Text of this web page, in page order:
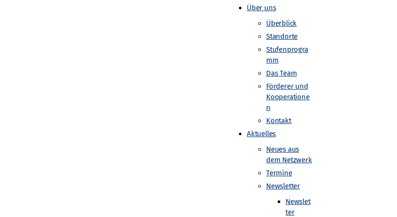
Über uns
Überblick
Standorte
Stufenprogra
mm
Das Team
Förderer und
Kooperatione
n
Kontakt
Aktuelles
Neues aus
dem Netzwerk
Termine
Newsletter
Newslet
ter